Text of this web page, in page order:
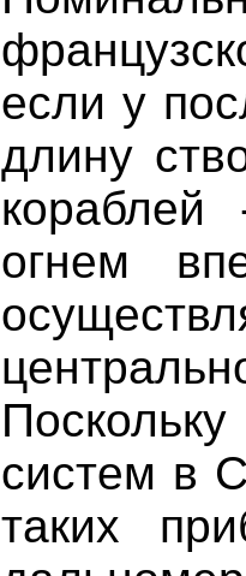
если у
длину
огнем
систем в
таких